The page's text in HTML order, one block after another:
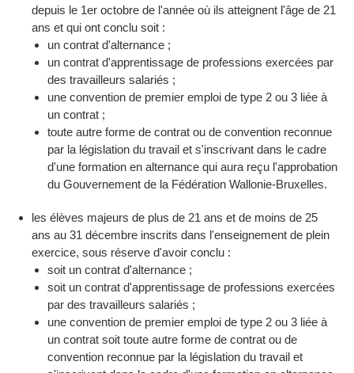
depuis le 1er octobre de l'année où ils atteignent l'âge de 21
ans et qui ont conclu soit :
un contrat d'alternance ;
un contrat d'apprentissage de professions exercées par
des travailleurs salariés ;
une convention de premier emploi de type 2 ou 3 liée à
un contrat ;
toute autre forme de contrat ou de convention reconnue
par la législation du travail et s'inscrivant dans le cadre
d'une formation en alternance qui aura reçu l'approbation
du Gouvernement de la Fédération Wallonie-Bruxelles.
les élèves majeurs de plus de 21 ans et de moins de 25
ans au 31 décembre inscrits dans l'enseignement de plein
exercice, sous réserve d'avoir conclu :
soit un contrat d'alternance ;
soit un contrat d'apprentissage de professions exercées
par des travailleurs salariés ;
une convention de premier emploi de type 2 ou 3 liée à
un contrat soit toute autre forme de contrat ou de
convention reconnue par la législation du travail et